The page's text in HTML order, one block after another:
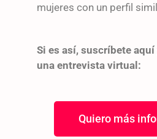
mujeres con un perfil
Si es así, suscríbete
una entrevista virtual:
Quiero más